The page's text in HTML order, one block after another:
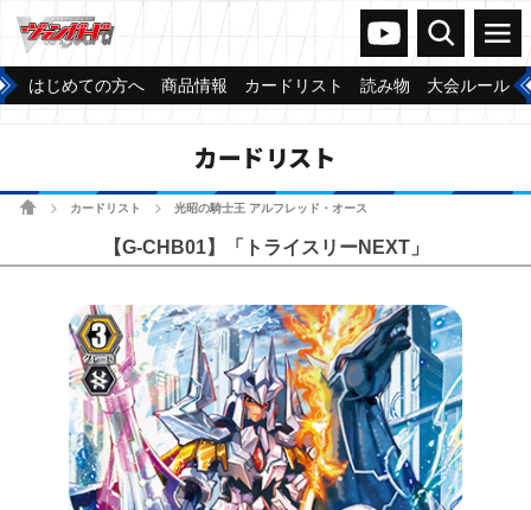
ヴァンガードch
検索 メニュー
はじめての方へ 商品情報 カードリスト 読み物 大会ルール
カードリスト
ホームカードリスト 光昭の騎士王 アルフレッド・オース
【G-CHB01】「トライスリーNEXT」